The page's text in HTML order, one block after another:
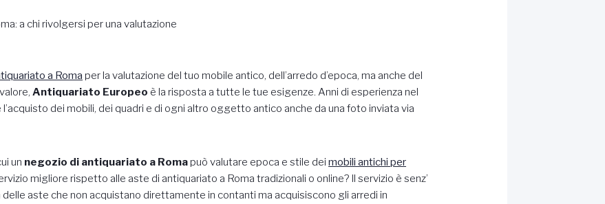
a chi rivolgersi per una valutazione
a Roma per la valutazione del tuo mobile antico, dell’arredo d’epoca, ma anche del
Antiquariato Europeo è la risposta a tutte le tue esigenze. Anni di esperienza nel
dei mobili, dei quadri e di ogni altro oggetto antico anche da una foto inviata via
un negozio di antiquariato a Roma può valutare epoca e stile deimobili antichi per
migliore rispetto alle aste di antiquariato a Roma tradizionali o online? Il servizio è senz’
aste che non acquistano direttamente in contanti ma acquisiscono gli arredi in